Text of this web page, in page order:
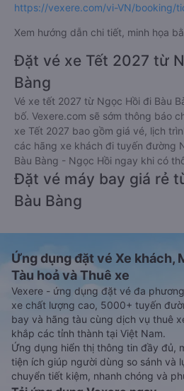
https://vexere.com/vi-VN/booking/
Xem hướng dẫn chi tiết, minh họa
Đặt vé xe Tết 2027 từ
Bàng
Vé xe tết 2027 từ Ngọc Hồi đi Bàu
bố. Vexere.com sẽ sớm thông báo
xe Tết 2027 bao gồm giá vé, lịch
các hãng xe khách đi tuyến đường
Bàu Bàng - Ngọc Hồi ngay khi có
Đặt vé máy bay giá rẻ
Bàu Bàng
Ứng dụng đặt vé Xe khách,
Tàu hoả và Thuê xe
Vexere - ứng dụng đặt vé đa
xe chất lượng cao, 5000+ tuyến
bay và hãng tàu cùng dịch vụ thuê
khắp các tỉnh thành tại Việt Nam.
Ứng dụng hiển thị thông tin đầy đủ,
tiện ích giúp người dùng so sánh và
chuyển tiết kiệm, nhanh chóng và